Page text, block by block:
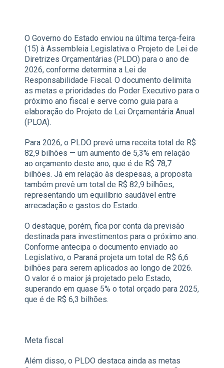
O Governo do Estado enviou na última terça-feira
(15) à Assembleia Legislativa o Projeto de Lei de
Diretrizes Orçamentárias (PLDO) para o ano de
2026, conforme determina a Lei de
Responsabilidade Fiscal. O documento delimita
as metas e prioridades do Poder Executivo para o
próximo ano fiscal e serve como guia para a
elaboração do Projeto de Lei Orçamentária Anual
(PLOA).
Para 2026, o PLDO prevê uma receita total de R$
82,9 bilhões — um aumento de 5,3% em relação
ao orçamento deste ano, que é de R$ 78,7
bilhões. Já em relação às despesas, a proposta
também prevê um total de R$ 82,9 bilhões,
representando um equilíbrio saudável entre
arrecadação e gastos do Estado.
O destaque, porém, fica por conta da previsão
destinada para investimentos para o próximo ano.
Conforme antecipa o documento enviado ao
Legislativo, o Paraná projeta um total de R$ 6,6
bilhões para serem aplicados ao longo de 2026.
O valor é o maior já projetado pelo Estado,
superando em quase 5% o total orçado para 2025,
que é de R$ 6,3 bilhões.
Meta fiscal
Além disso, o PLDO destaca ainda as metas